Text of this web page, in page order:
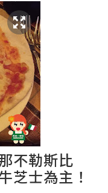
不勒斯比
芝士為主！